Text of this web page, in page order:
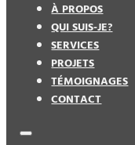
À PROPOS
QUI SUIS-JE?
SERVICES
PROJETS
TÉMOIGNAGES
CONTACT